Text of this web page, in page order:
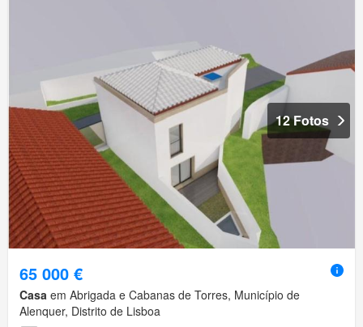
12 Fotos
65 000 €
Casa em Abrigada e Cabanas de Torres, Município de
Alenquer, Distrito de Lisboa